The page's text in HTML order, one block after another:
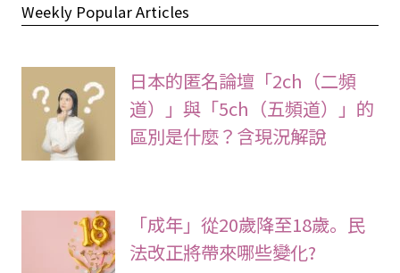
Weekly Popular Articles
日本的匿名論壇「2ch（二頻
道）」與「5ch（五頻道）」的
區別是什麼？含現況解說
「成年」從20歲降至18歲。民
法改正將帶來哪些變化?